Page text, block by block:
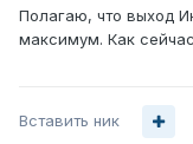
Полагаю, что выход
максимум. Как
Вставить ник